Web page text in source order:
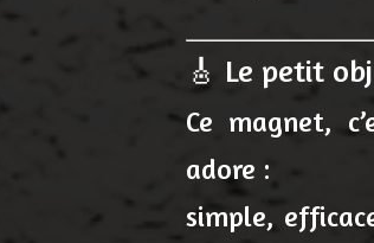
🎸 Le petit
Ce magnet,
adore :
simple,